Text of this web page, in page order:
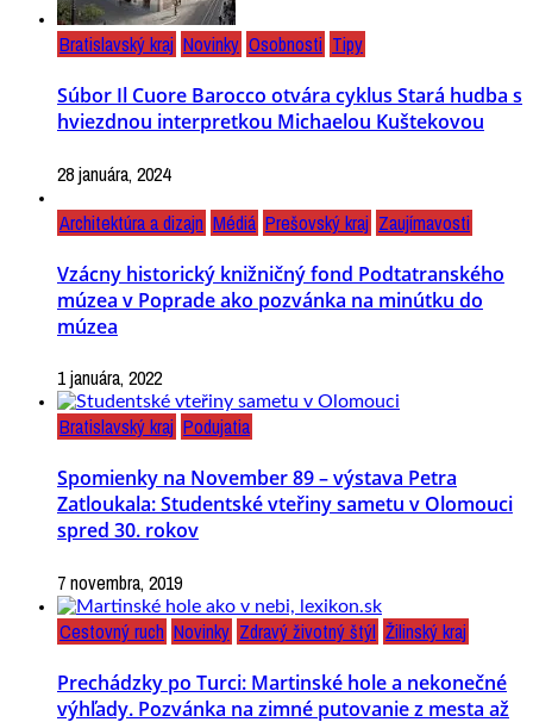
Bratislavský kraj Novinky Osobnosti Tipy
Súbor Il Cuore Barocco otvára cyklus Stará hudba s
hviezdnou interpretkou Michaelou Kuštekovou
28 januára, 2024
Architektúra a dizajn Médiá Prešovský kraj Zaujímavosti
Vzácny historický knižničný fond Podtatranského
múzea v Poprade ako pozvánka na minútku do
múzea
1 januára, 2022
Bratislavský kraj Podujatia
Spomienky na November 89 – výstava Petra
Zatloukala: Studentské vteřiny sametu v Olomouci
spred 30. rokov
7 novembra, 2019
Cestovný ruch Novinky Zdravý životný štýl Žilinský kraj
Prechádzky po Turci: Martinské hole a nekonečné
výhľady. Pozvánka na zimné putovanie z mesta až